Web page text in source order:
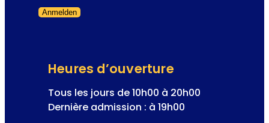
e
’
o
IAnmelden
Heures d’ouverture
Tous les jours de 10h00 à 20h00
Dernière admission : à 19h00